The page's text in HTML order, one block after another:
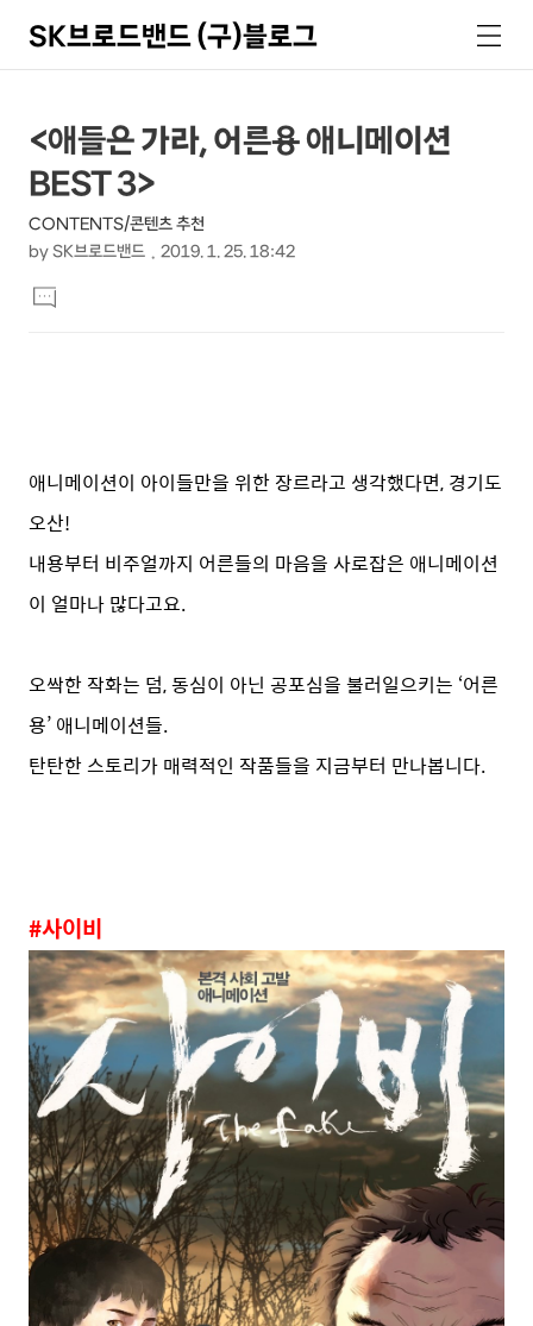
SK브로드밴드 (구)블로그
색
메
뉴
상
세
컨
텐
츠
본
문
제
목
<애들은 가라, 어른용 애니메이션
BEST 3>
CONTENTS/콘텐츠 추천
by SK브로드밴드 2019. 1. 25. 18:42
문
댓
글
애니메이션이 아이들만을 위한 장르라고 생각했다면, 경기도
오산!
내용부터 비주얼까지 어른들의 마음을 사로잡은 애니메이션
이 얼마나 많다고요.
오싹한 작화는 덤, 동심이 아닌 공포심을 불러일으키는 ‘어른
용’ 애니메이션들.
탄탄한 스토리가 매력적인 작품들을 지금부터 만나봅니다.
#사이비